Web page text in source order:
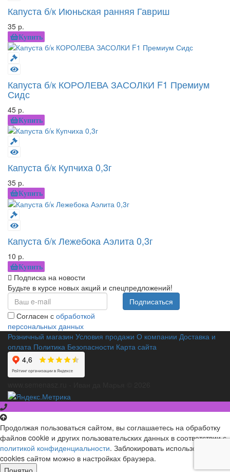
Капуста б/к Июньская ранняя Гавриш
35 р.
Купить
Капуста б/к КОРОЛЕВА ЗАСОЛКИ F1 Премиум
Сидс
45 р.
Купить
Капуста б/к Купчиха 0,3г
35 р.
Купить
Капуста б/к Лежебока Аэлита 0,3г
10 р.
Купить
Подписка на новости
Будьте в курсе новых акций и спецпредложений!
Согласен с обработкой
персональных данных
Подписаться
Розничный магазин Условия продажи О компании Доставка и
оплата Политика Безопасности Карта сайта
Продолжая пользоваться сайтом, вы соглашаетесь на обработку
файлов cookie и других пользовательских данных в соответствии с
политикой конфиденциальности. Заблокировать использование
cookies сайтом можно в настройках браузера.
Понятно